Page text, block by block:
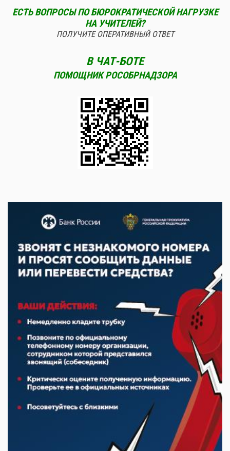
ЕСТЬ ВОПРОСЫ ПО БЮРОКРАТИЧЕСКОЙ НАГРУЗКЕ
НА УЧИТЕЛЕЙ?
ПОЛУЧИТЕ ОПЕРАТИВНЫЙ ОТВЕТ
В ЧАТ-БОТЕ
ПОМОЩНИК РОСОБРНАДЗОРА